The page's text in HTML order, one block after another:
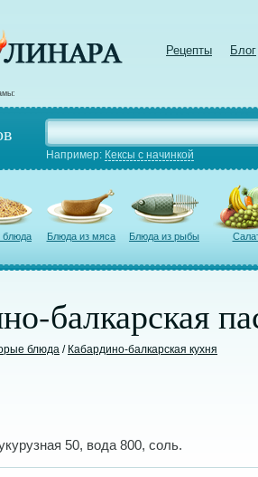
Рецепты Блог
Например: Кексы с начинкой
блюда Блюда из мяса Блюда из рыбы
балкарская
блюда / Кабардино-балкарская кухня
50, вода 800, соль.